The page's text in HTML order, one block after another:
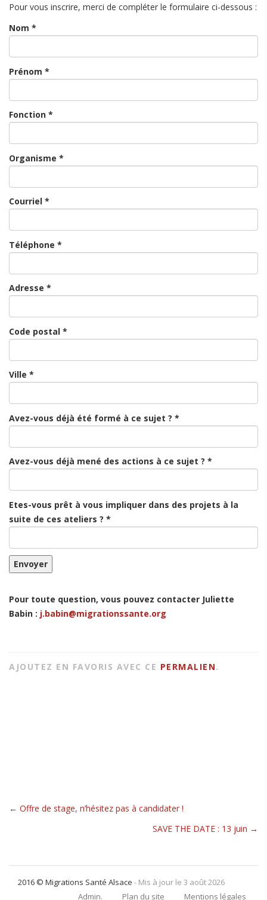
Pour vous inscrire, merci de compléter le formulaire ci-dessous :
Nom *
Prénom *
Fonction *
Organisme *
Courriel *
Téléphone *
Adresse *
Code postal *
Ville *
Avez-vous déjà été formé à ce sujet ? *
Avez-vous déjà mené des actions à ce sujet ? *
Etes-vous prêt à vous impliquer dans des projets à la
suite de ces ateliers ? *
Pour toute question, vous pouvez contacter Juliette
Babin : j.babin@migrationssante.org
AJOUTEZ EN FAVORIS AVEC CE PERMALIEN.
Navigation pour les articles
← Offre de stage, n’hésitez pas à candidater !
SAVE THE DATE : 13 juin →
2016 © Migrations Santé Alsace - Mis à jour le 3 août 2026
Admin.
Plan du site Mentions légales